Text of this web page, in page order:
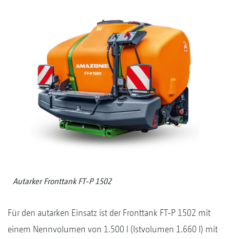
Autarker Fronttank FT-P 1502
Für den autarken Einsatz ist der Fronttank FT-P 1502 mit
einem Nennvolumen von 1.500 l (Istvolumen 1.660 l) mit